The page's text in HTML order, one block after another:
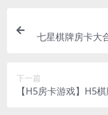
七星棋牌房卡大
下一篇
【H5房卡游戏】H5